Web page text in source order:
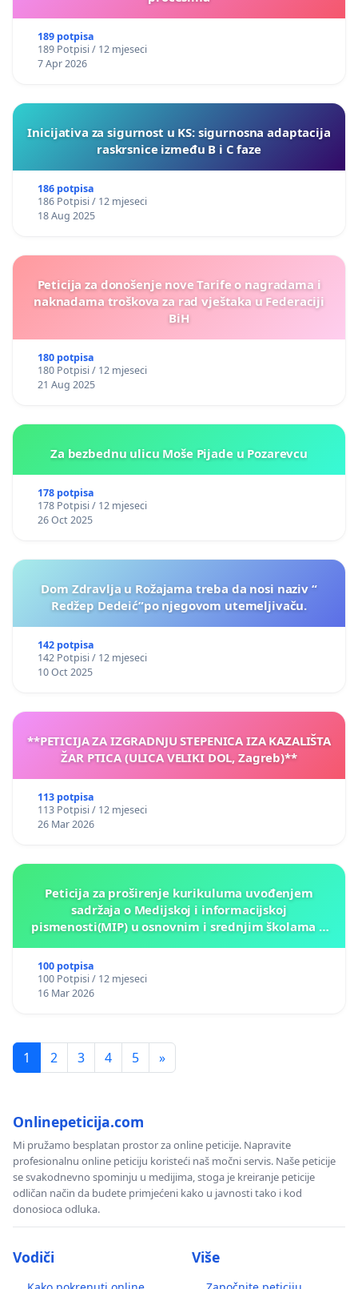
189 potpisa
189 Potpisi / 12 mjeseci
7 Apr 2026
Inicijativa za sigurnost u KS: sigurnosna adaptacija
raskrsnice između B i C faze
186 potpisa
186 Potpisi / 12 mjeseci
18 Aug 2025
Peticija za donošenje nove Tarife o nagradama i
naknadama troškova za rad vještaka u Federaciji
BiH
180 potpisa
180 Potpisi / 12 mjeseci
21 Aug 2025
Za bezbednu ulicu Moše Pijade u Pozarevcu
178 potpisa
178 Potpisi / 12 mjeseci
26 Oct 2025
Dom Zdravlja u Rožajama treba da nosi naziv “
Redžep Dedeić”po njegovom utemeljivaču.
142 potpisa
142 Potpisi / 12 mjeseci
10 Oct 2025
**PETICIJA ZA IZGRADNJU STEPENICA IZA KAZALIŠTA
ŽAR PTICA (ULICA VELIKI DOL, Zagreb)**
113 potpisa
113 Potpisi / 12 mjeseci
26 Mar 2026
Peticija za proširenje kurikuluma uvođenjem
sadržaja o Medijskoj i informacijskoj
pismenosti(MIP) u osnovnim i srednjim školama u
100 potpisa
100 Potpisi / 12 mjeseci
16 Mar 2026
1 2 3 4 5 »
Onlinepeticija.com
Mi pružamo besplatan prostor za online peticije. Napravite
profesionalnu online peticiju koristeći naš močni servis. Naše peticije
se svakodnevno spominju u medijima, stoga je kreiranje peticije
odličan način da budete primjećeni kako u javnosti tako i kod
donosioca odluka.
Vodiči Više